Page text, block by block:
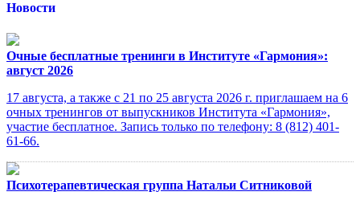
Новости
Очные бесплатные тренинги в Институте «Гармония»:
август 2026
17 августа, а также с 21 по 25 августа 2026 г. приглашаем на 6
очных тренингов от выпускников Института «Гармония»,
участие бесплатное. Запись только по телефону: 8 (812) 401-
61-66.
Психотерапевтическая группа Натальи Ситниковой